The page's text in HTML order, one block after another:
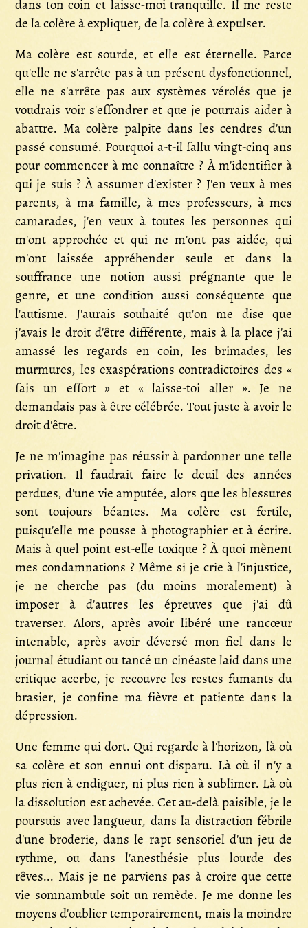
dans ton coin et laisse-moi tranquille. Il me reste
de la colère à expliquer, de la colère à expulser.
Ma colère est sourde, et elle est éternelle. Parce
qu'elle ne s'arrête pas à un présent dysfonctionnel,
elle ne s'arrête pas aux systèmes vérolés que je
voudrais voir s'effondrer et que je pourrais aider à
abattre. Ma colère palpite dans les cendres d'un
passé consumé. Pourquoi a-t-il fallu vingt-cinq ans
pour commencer à me connaître ? À m'identifier à
qui je suis ? À assumer d'exister ? J'en veux à mes
parents, à ma famille, à mes professeurs, à mes
camarades, j'en veux à toutes les personnes qui
m'ont approchée et qui ne m'ont pas aidée, qui
m'ont laissée appréhender seule et dans la
souffrance une notion aussi prégnante que le
genre, et une condition aussi conséquente que
l'autisme. J'aurais souhaité qu'on me dise que
j'avais le droit d'être différente, mais à la place j'ai
amassé les regards en coin, les brimades, les
murmures, les exaspérations contradictoires des «
fais un effort » et « laisse-toi aller ». Je ne
demandais pas à être célébrée. Tout juste à avoir le
droit d'être.
Je ne m'imagine pas réussir à pardonner une telle
privation. Il faudrait faire le deuil des années
perdues, d'une vie amputée, alors que les blessures
sont toujours béantes. Ma colère est fertile,
puisqu'elle me pousse à photographier et à écrire.
Mais à quel point est-elle toxique ? À quoi mènent
mes condamnations ? Même si je crie à l'injustice,
je ne cherche pas (du moins moralement) à
imposer à d'autres les épreuves que j'ai dû
traverser. Alors, après avoir libéré une rancœur
intenable, après avoir déversé mon fiel dans le
journal étudiant ou tancé un cinéaste laid dans une
critique acerbe, je recouvre les restes fumants du
brasier, je confine ma fièvre et patiente dans la
dépression.
Une femme qui dort. Qui regarde à l'horizon, là où
sa colère et son ennui ont disparu. Là où il n'y a
plus rien à endiguer, ni plus rien à sublimer. Là où
la dissolution est achevée. Cet au-delà paisible, je le
poursuis avec langueur, dans la distraction fébrile
d'une broderie, dans le rapt sensoriel d'un jeu de
rythme, ou dans l'anesthésie plus lourde des
rêves... Mais je ne parviens pas à croire que cette
vie somnambule soit un remède. Je me donne les
moyens d'oublier temporairement, mais la moindre